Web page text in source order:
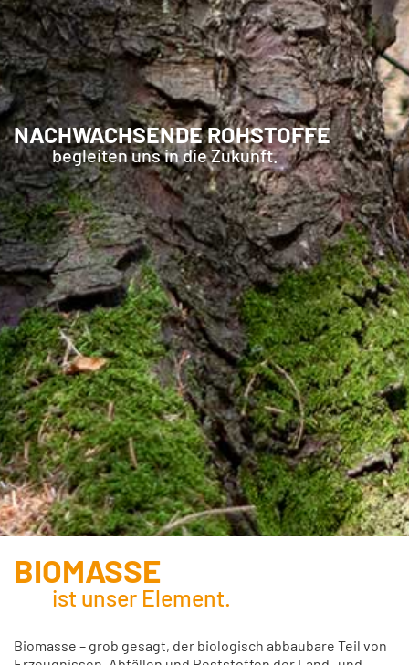
NACHWACHSENDE ROHSTOFFE
begleiten uns in die Zukunft.
BIOMASSE
ist unser Element.
Biomasse – grob gesagt, der biologisch abbaubare Teil von